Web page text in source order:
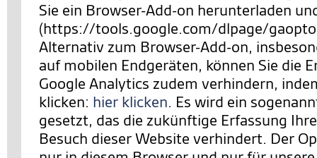
Sie ein Browser-Add-on herunterladen
(https://tools.google.com/dlpage/
Alternativ zum Browser-Add-on,
auf mobilen Endgeräten, können Sie die
Google Analytics zudem verhindern,
klicken: hier klicken. Es wird ein
gesetzt, das die zukünftige Erfassung
Besuch dieser Website verhindert. Der